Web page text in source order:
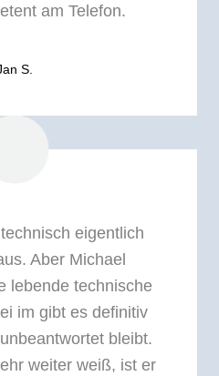
am Telefon.
S.
eigentlich
Aber Michael
lebende technische
im gibt es definitiv
bleibt.
weiter weiß, ist er